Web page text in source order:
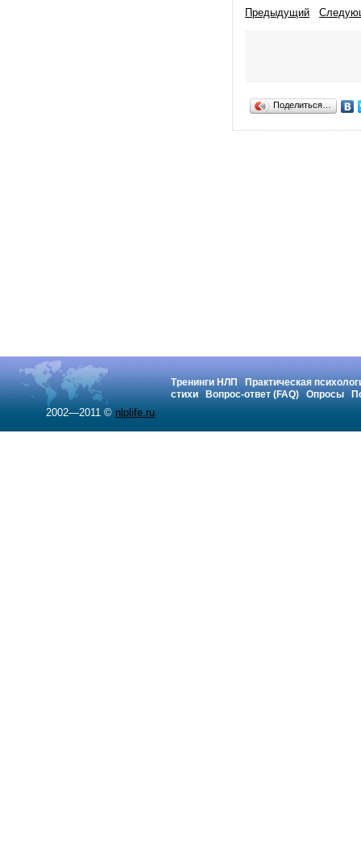
Предыдущий
Поделиться…
Тренинги НЛП
Практическая
стихи
Вопрос-ответ (FAQ) Опросы
2002—2011 © nlplife.ru